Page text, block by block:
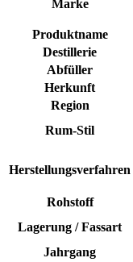
Marke
Produktname
Destillerie
Abfüller
Herkunft
Region
Rum-Stil
Herstellungsverfahren
Rohstoff
Lagerung / Fassart
Jahrgang